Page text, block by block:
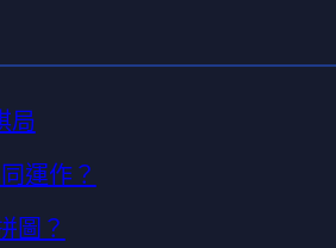
局
運作？
圖？